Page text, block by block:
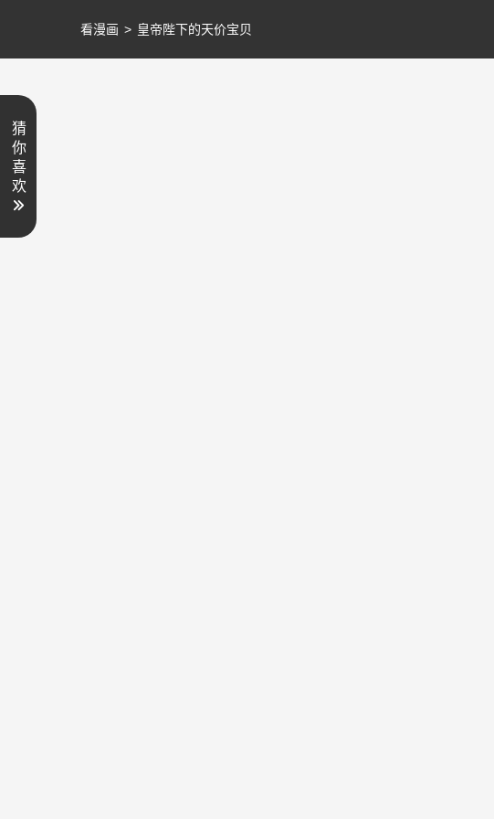
看漫画 > 皇帝陛下的天价宝贝
猜
你
喜
欢